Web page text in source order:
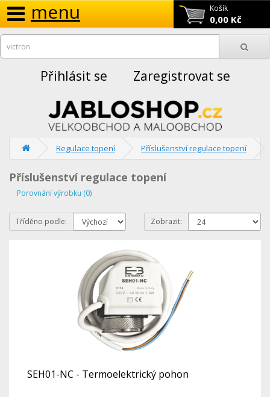
Košík
0,00 Kč
menu
Přihlásit se Zaregistrovat se
Regulace topení Příslušenství regulace topení
Příslušenství regulace topení
Porovnání výrobku (0)
Tříděno podle: Zobrazit:
SEH01-NC - Termoelektrický pohon